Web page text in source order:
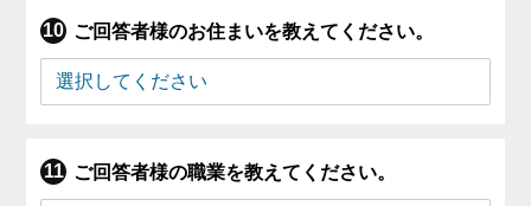
ご回答者様のお住まいを教えてください。
ご回答者様の職業を教えてください。